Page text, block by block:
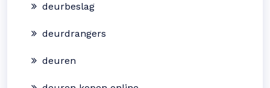
deurbeslag
deurdrangers
deuren